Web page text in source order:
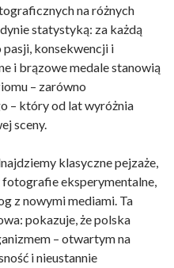
na różnych
statystyką: za każdą
konsekwencji i
i brązowe medale stanowią
– zarówno
– który od lat wyróżnia
sceny.
klasyczne pejzaże,
eksperymentalne,
z nowymi mediami. Ta
pokazuje, że polska
– otwartym na
i nieustannie